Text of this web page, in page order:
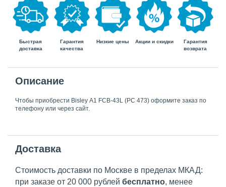
Быстрая
доставка
Гарантия
качества
Низкие цены Акции и скидки
Гарантия
возврата
Описание
Чтобы приобрести Bisley А1 FCB-43L (PC 473) оформите заказ по
телефону или через сайт.
Доставка
Стоимость доставки по Москве в пределах МКАД:
при заказе от 20 000 рублей бесплатно, менее